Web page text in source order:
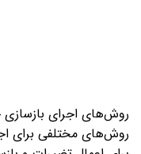
روش‌های اجرای بازسازی
روش‌های مختلفی برای